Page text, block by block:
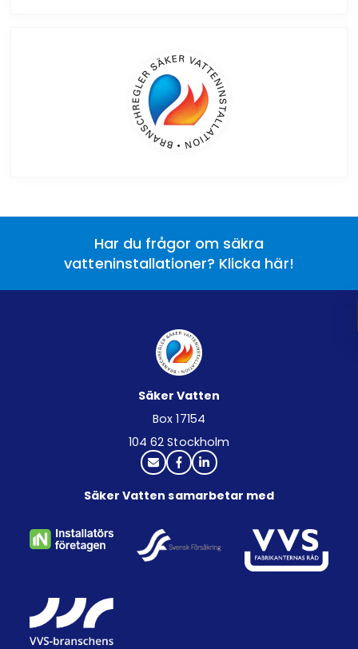
Har du frågor om säkra
vatteninstallationer? Klicka här!
Säker Vatten
Box 17154
104 62 Stockholm
Säker Vatten samarbetar med